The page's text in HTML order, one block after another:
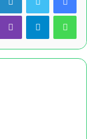
واتساب تيلقرام